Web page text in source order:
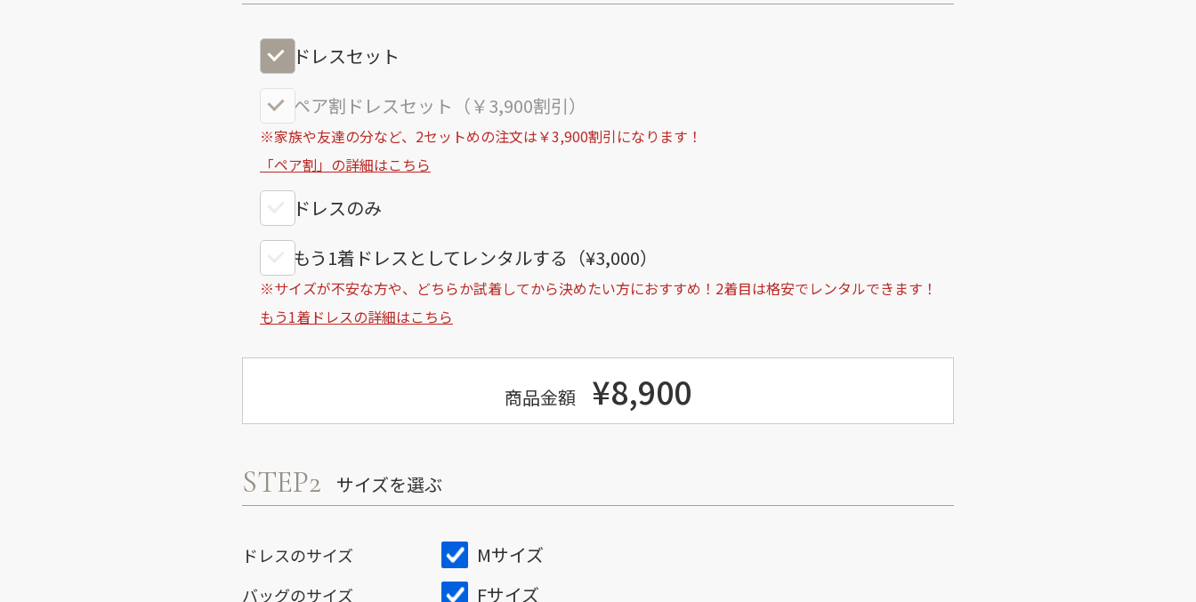
ドレスセット
ペア割ドレスセット（￥3,900割引）
※家族や友達の分など、2セットめの注文は￥3,900割引になります！
「ペア割」の詳細はこちら
ドレスのみ
もう1着ドレスとしてレンタルする（¥3,000）
※サイズが不安な方や、どちらか試着してから決めたい方におすすめ！2着目は格安でレンタルできます！
もう1着ドレスの詳細はこちら
商品金額 ¥8,900
STEP2 サイズを選ぶ
ドレスのサイズ Mサイズ
バッグのサイズ Fサイズ